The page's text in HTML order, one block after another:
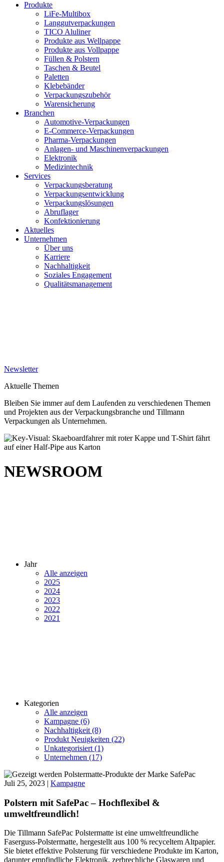
Produkte
LiFe-Multibox
Langgutverpackungen
TICO Aluliner
Produkte aus Wellpappe
Produkte aus Vollpappe
Füllen & Polstern
Taschen & Beutel
Paletten
Klebebänder
Verpackungszubehör
Warensicherung
Branchen
Automotive-Verpackungen
E-Commerce-Verpackungen
Pharma-Verpackungen
Anlagen- und Maschinenverpackungen
Elektronik
Medizintechnik
Services
Verpackungsberatung
Verpackungsentwicklung
Verpackungslösungen
Abruflager
Konfektionierung
Aktuelles
Unternehmen
Über uns
Karriere
Nachhaltigkeit
Soziales Engagement
Qualitätsmanagement
Newsletter
Aktuelle Themen
Bleiben Sie immer auf dem Laufenden zu verschiedenen Themen
und Projekten aus der Verpackungsbranche und Tillmann
Verpackungen als Unternehmen.
NEWSROOM
Jahr
Alle anzeigen
2025
2024
2023
2022
2021
Kategorien
Alle anzeigen
Kampagne (6)
Nachhaltigkeit (8)
Produkt Neuigkeiten (22)
Unkategorisiert (1)
Unternehmen (17)
Juli 25, 2023 | Kampagne
Polstern mit SafePac – Hochflexibel &
umweltfreundlich!
Die Tillmann SafePac Polstermatte ist eine umweltfreundliche
Faserguss-Polstermatte, hergestellt aus 100 % recyceltem Altpapier.
Sie bietet effektive Polsterung für verschiedene Produkte im Karton,
darunter empfindliche Elektronik, zerbrechliche Glaswaren und